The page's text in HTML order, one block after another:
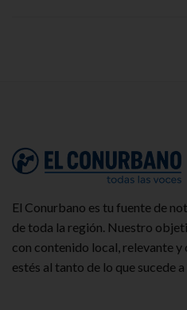
El Conurbano es tu fuente de
de toda la región. Nuestro
con contenido local, relevante y
estés al tanto de lo que sucede